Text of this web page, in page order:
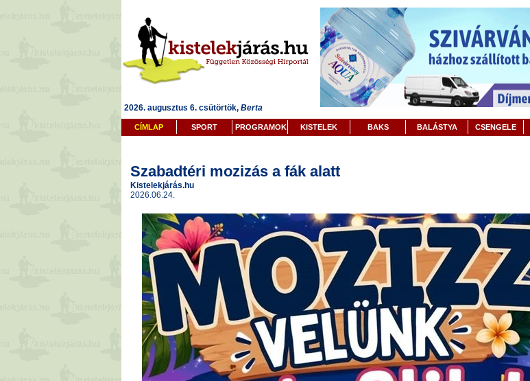
2026. augusztus 6. csütörtök, Berta
CÍMLAP SPORT PROGRAMOK KISTELEK BAKS BALÁSTYA CSENGELE
Szabadtéri mozizás a fák alatt
Kistelekjárás.hu
2026.06.24.